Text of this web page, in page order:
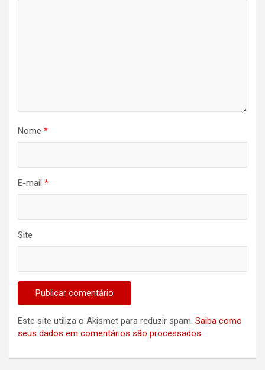
Nome *
E-mail *
Site
Este site utiliza o Akismet para reduzir spam. Saiba como
seus dados em comentários são processados.